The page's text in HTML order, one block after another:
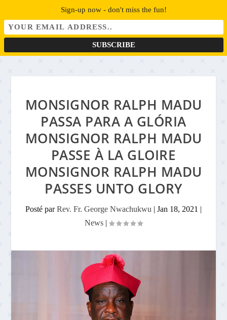
MONSIGNOR RALPH MADU
PASSA PARA A GLÓRIA
MONSIGNOR RALPH MADU
PASSE À LA GLOIRE
MONSIGNOR RALPH MADU
PASSES UNTO GLORY
Posté parRev. Fr. George Nwachukwu | Jan 18, 2021 |
News |
Sign-up now - don't miss the fun!